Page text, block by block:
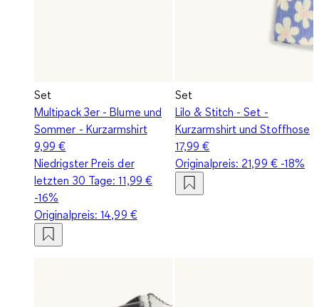
Set
Multipack 3er - Blume und
Sommer - Kurzarmshirt
9,99 €
Niedrigster Preis der
letzten 30 Tage:11,99 €
-16%
Originalpreis:14,99 €
Set
Lilo & Stitch - Set -
Kurzarmshirt und Stoffhose
17,99 €
Originalpreis: 21,99 €-18%